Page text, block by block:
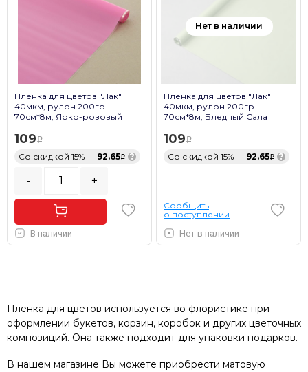
Пленка для цветов "Лак"
40мкм, рулон 200гр
70см*8м, Ярко-розовый
109
Со скидкой 15% — 92.65 ?
- +
В наличии
Нет в наличии
Пленка для цветов "Лак"
40мкм, рулон 200гр
70см*8м, Бледный Салат
109
Со скидкой 15% — 92.65 ?
Сообщить
о поступлении
Нет в наличии
Пленка для цветов используется во флористике при
оформлении букетов, корзин, коробок и других цветочных
композиций. Она также подходит для упаковки подарков.
В нашем магазине Вы можете приобрести матовую